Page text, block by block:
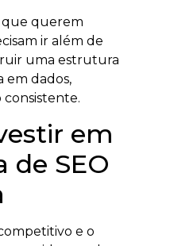
que querem
ir além de
uma estrutura
em dados,
em
de SEO
e o